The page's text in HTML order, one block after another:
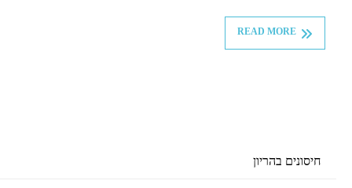
חיסונים בהריון
READ MORE